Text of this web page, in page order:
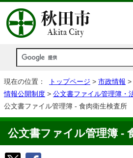
現在の位置： トップページ > 市政情報 >
情報公開制度 > 公文書ファイル管理簿・
公文書ファイル管理簿 - 食肉衛生検査所
公文書ファイル管理簿 -